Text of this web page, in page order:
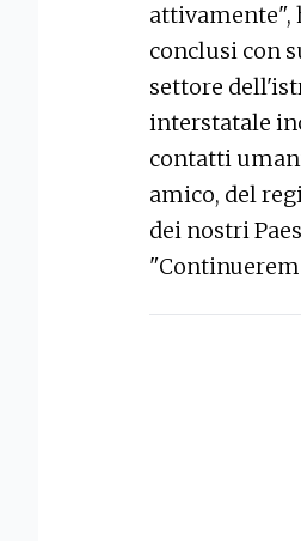
attivamente",
conclusi con
settore
interstatale
contatti
amico, del
dei nostri